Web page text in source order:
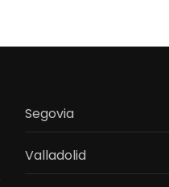
Segovia
Valladolid